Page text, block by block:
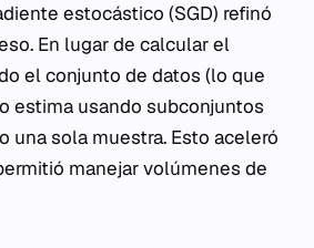
estocástico (SGD) refinó
En lugar de calcular el
el conjunto de datos (lo que
estima usando subconjuntos
una sola muestra. Esto aceleró
manejar volúmenes de